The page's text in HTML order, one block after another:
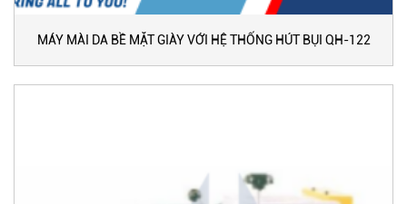
MÁY MÀI DA BỀ MẶT GIÀY VỚI HỆ THỐNG HÚT BỤI QH-122